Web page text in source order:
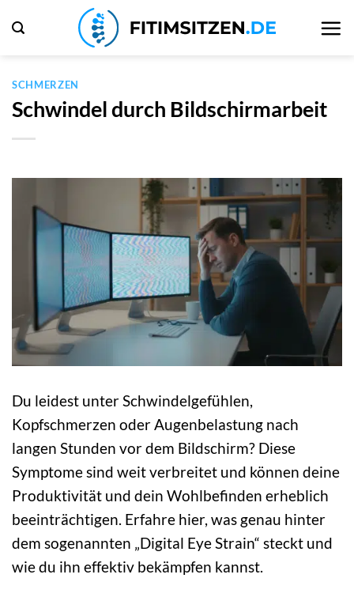
Inhalt
SCHMERZEN
Schwindel durch Bildschirmarbeit
Du leidest unter Schwindelgefühlen,
Kopfschmerzen oder Augenbelastung nach
langen Stunden vor dem Bildschirm? Diese
Symptome sind weit verbreitet und können deine
Produktivität und dein Wohlbefinden erheblich
beeinträchtigen. Erfahre hier, was genau hinter
dem sogenannten „Digital Eye Strain“ steckt und
wie du ihn effektiv bekämpfen kannst.